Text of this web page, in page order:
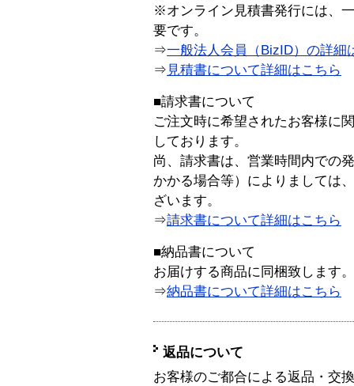
※オンライン見積書発行には、
要です。
⇒一般法人会員（BizID）の詳細
⇒ 見積書について詳細はこちら
■請求書について
ご注文時に希望されたお客様に
しております。
尚、請求書は、営業時間内での
かかる場合等）によりましては
ざいます。
⇒請求書について詳細はこちら
■納品書について
お届けする商品に同梱致します。
⇒納品書について詳細はこちら
返品について
お客様のご都合による返品・交